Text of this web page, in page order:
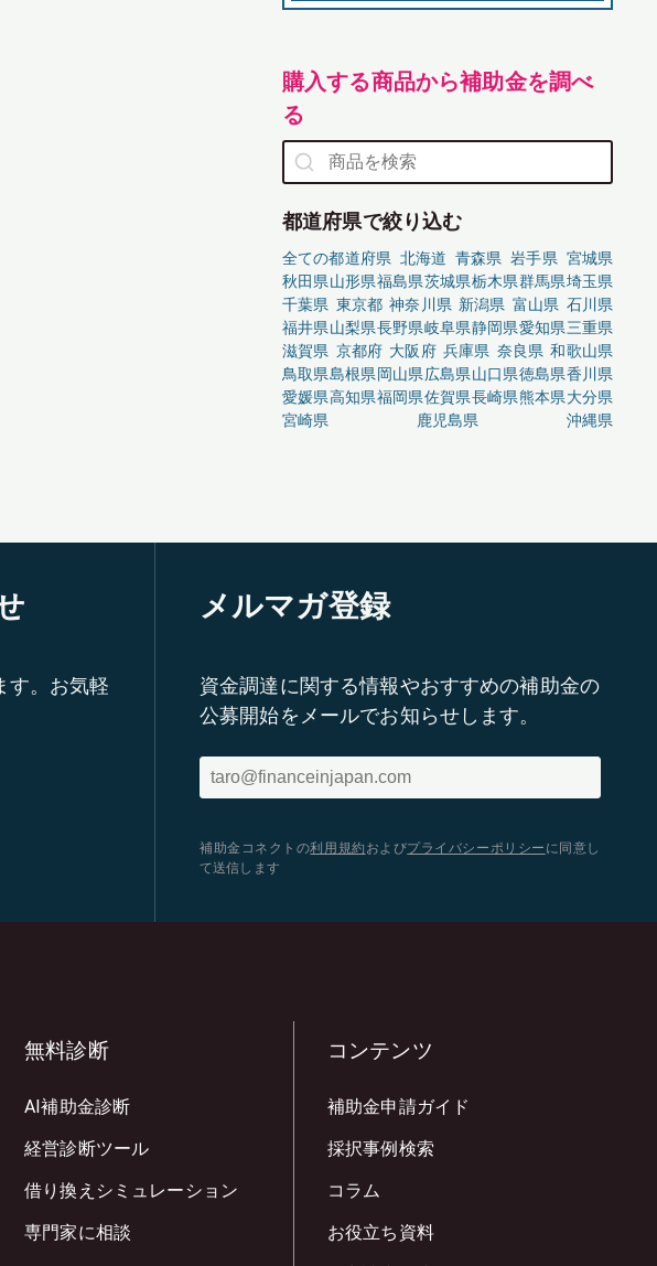
購入する商品から補助金を調べ
る
都道府県で絞り込む
全ての都道府県 北海道 青森県 岩手県 宮城県
秋田県山形県福島県茨城県栃木県群馬県埼玉県
千葉県 東京都 神奈川県 新潟県 富山県 石川県
福井県山梨県長野県岐阜県静岡県愛知県三重県
滋賀県 京都府 大阪府 兵庫県 奈良県 和歌山県
鳥取県島根県岡山県広島県山口県徳島県香川県
愛媛県高知県福岡県佐賀県長崎県熊本県大分県
宮崎県
鹿児島県 沖縄県
す。お気軽
メルマガ登録
資金調達に関する情報やおすすめの補助金の
公募開始をメールでお知らせします。
補助金コネクトの利用規約 およびプライバシーポリシー に同意し
て送信します
無料診断
AI補助金診断
経営診断ツール
借り換えシミュレーション
専門家に相談
コンテンツ
補助金申請ガイド
採択事例検索
コラム
お役立ち資料